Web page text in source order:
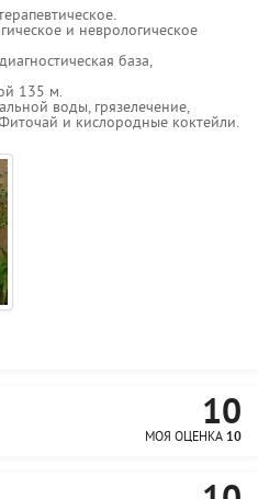
и неврологическое
база,
135 м.
воды, грязелечение,
и кислородные коктейли.
10
МОЯ ОЦЕНКА 10